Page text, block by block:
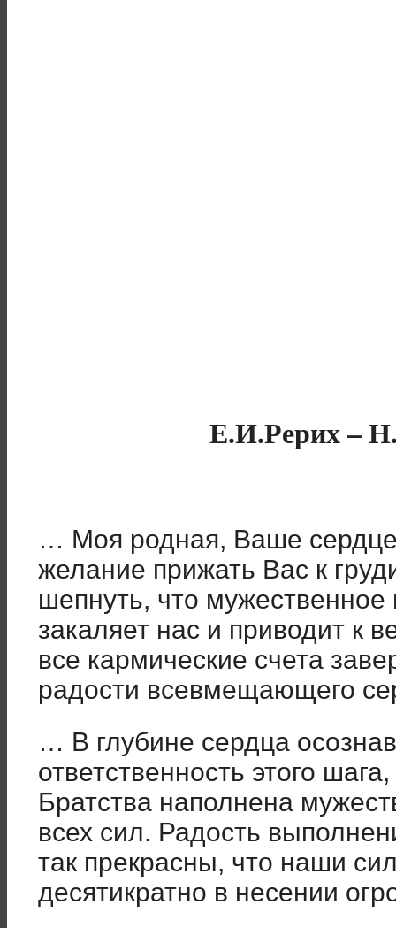
Е.И.Рерих –
… Моя родная, Ваше
желание прижать Вас к
шепнуть, что мужественное
закаляет нас и приводит к
все кармические счета
радости всевмещающего
… В глубине сердца
ответственность этого
Братства наполнена
всех сил. Радость
так прекрасны, что наши
десятикратно в несении